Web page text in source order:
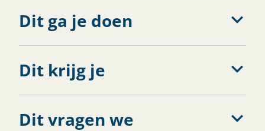
Dit ga je doen
Dit krijg je
Dit vragen we